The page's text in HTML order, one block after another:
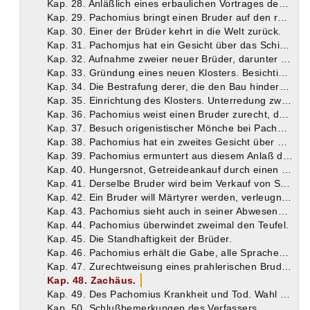
Kap. 28. Anläßlich eines erbaulichen Vortrages des Theodorus leitet Pachomius hochmütige Brüder zur Demut an.
Kap. 29. Pachomius bringt einen Bruder auf den rechten Weg.
Kap. 30. Einer der Brüder kehrt in die Welt zurück.
Kap. 31. Pachomjus hat ein Gesicht über das Schicksal der Brüder. Er macht den Theodorus zum Verwalter in Tabennesis.
Kap. 32. Aufnahme zweier neuer Brüder, darunter des Silvanus.
Kap. 33. Gründung eines neuen Klosters. Besichtigung der älteren Klöster.
Kap. 34. Die Bestrafung derer, die den Bau hindern wollen.
Kap. 35. Einrichtung des Klosters. Unterredung zwischen Theodorus und einem Philosophen.
Kap. 36. Pachomius weist einen Bruder zurecht, der gegen die Regel gehandelt hat.
Kap. 37. Besuch origenistischer Mönche bei Pachomius.
Kap. 38. Pachomius hat ein zweites Gesicht über das Schicksal der Brüder.
Kap. 39. Pachomius ermuntert aus diesem Anlaß die Brüder im Streben nach der Vollkommenheit.
Kap. 40. Hungersnot, Getreideankauf durch einen Bruder, dessen Zurechtweisung durch Pachomius.
Kap. 41. Derselbe Bruder wird beim Verkauf von Sandalen von Pachomius gerügt. Zachäus wird Verwalter.
Kap. 42. Ein Bruder will Märtyrer werden, verleugnet aber Gott; seine Buße.
Kap. 43. Pachomius sieht auch in seiner Abwesenheit den Ungehorsam der Brüder. Belehrung des Pachomius durch ein Kind.
Kap. 44. Pachomius überwindet zweimal den Teufel.
Kap. 45. Die Standhaftigkeit der Brüder.
Kap. 46. Pachomius erhält die Gabe, alle Sprachen zu verstehen.
Kap. 47. Zurechtweisung eines prahlerischen Bruders.
Kap. 48. Zachäus.
Kap. 49. Des Pachomius Krankheit und Tod. Wahl des Petronius zum Nachfolger.